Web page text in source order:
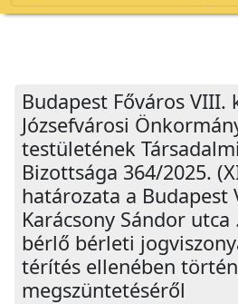
Budapest Főváros VIII.
Józsefvárosi
testületének
Bizottsága 364/2025.
határozata a Budapest
Karácsony Sándor
bérlő bérleti
térítés ellenében
megszüntetéséről